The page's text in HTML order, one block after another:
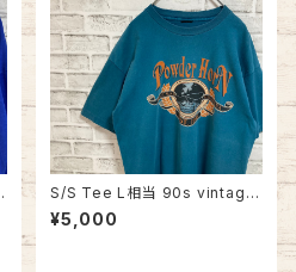
S/S Tee L相当 90s vintage
“BOZE MAN” スーベニア Tシ
ャツ フィッシング 釣り シングル
¥5,000